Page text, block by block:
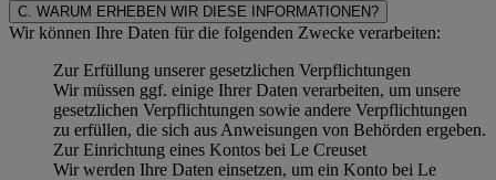
C. WARUM ERHEBEN WIR DIESE INFORMATIONEN?
Wir können Ihre Daten für die folgenden Zwecke verarbeiten:
Zur Erfüllung unserer gesetzlichen Verpflichtungen
Wir müssen ggf. einige Ihrer Daten verarbeiten, um unsere
gesetzlichen Verpflichtungen sowie andere Verpflichtungen
zu erfüllen, die sich aus Anweisungen von Behörden ergeben.
Zur Einrichtung eines Kontos bei Le Creuset
Wir werden Ihre Daten einsetzen, um ein Konto bei Le